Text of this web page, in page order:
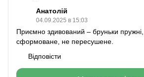
Анатолій
04.09.2025 в 15:03
Приємно здивований – бруньки пружні,
сформоване, не пересушене.
Відповісти